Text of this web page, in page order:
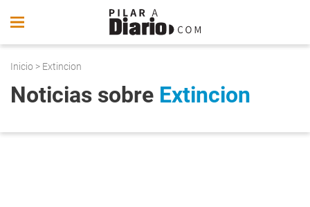
Inicio > Extincion
Noticias sobre Extincion